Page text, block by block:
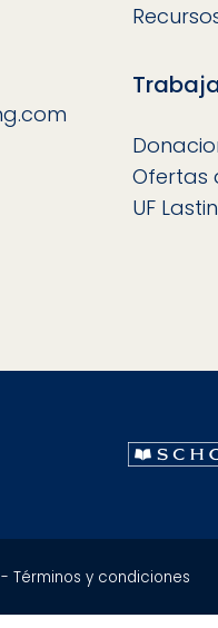
Ofertas
UF
- Términos y condiciones